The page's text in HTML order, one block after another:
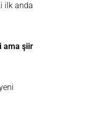
ilk anda
ama şiir